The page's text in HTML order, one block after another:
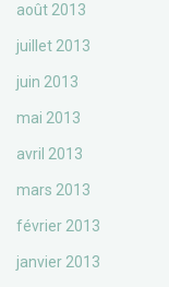
août 2013
juillet 2013
juin 2013
mai 2013
avril 2013
mars 2013
février 2013
janvier 2013